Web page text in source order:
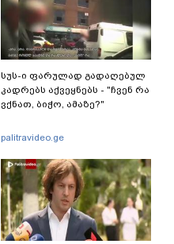
სუს-ი ფარულად გადაღებულ
კადრებს აქვეყნებს - "ჩვენ რა
ვქნათ, ბიჭო, ამაზე?"
palitravideo.ge